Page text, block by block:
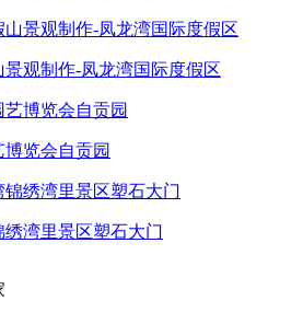
观制作-凤龙湾国际度假区
博览会自贡园
湾里景区塑石大门